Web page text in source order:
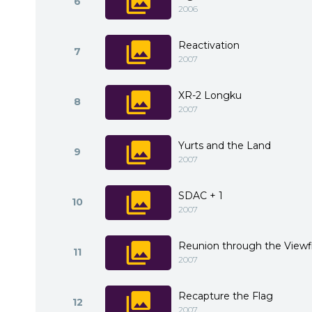
2006
7 Reactivation
2007
8 XR-2 Longku
2007
9 Yurts and the Land
2007
10 SDAC + 1
2007
11 Reunion through the
2007
12 Recapture the Flag
2007